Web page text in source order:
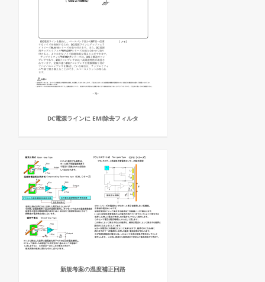
DC電源ラインに EMI除去フィルタ
新規考案の温度補正回路